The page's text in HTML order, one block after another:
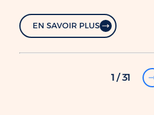
EN SAVOIR PLUS
1 / 31